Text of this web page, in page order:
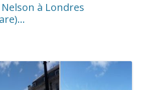
à Londres